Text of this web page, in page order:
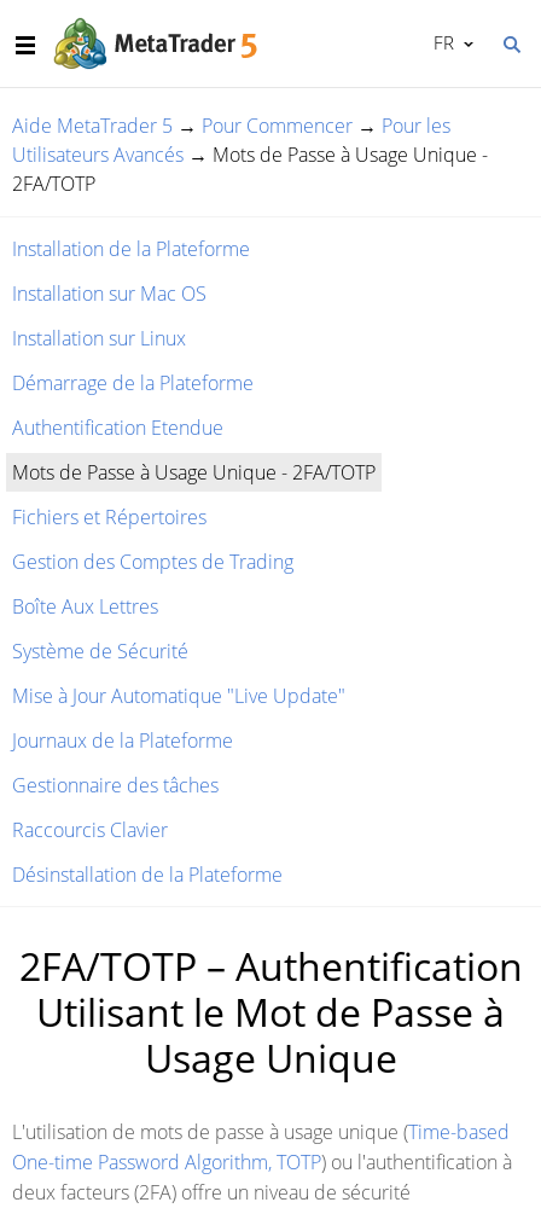
FR
Aide MetaTrader 5 → Pour Commencer → Pour les
Utilisateurs Avancés → Mots de Passe à Usage Unique -
2FA/TOTP
Installation de la Plateforme
Installation sur Mac OS
Installation sur Linux
Démarrage de la Plateforme
Authentification Etendue
Mots de Passe à Usage Unique - 2FA/TOTP
Fichiers et Répertoires
Gestion des Comptes de Trading
Boîte Aux Lettres
Système de Sécurité
Mise à Jour Automatique "Live Update"
Journaux de la Plateforme
Gestionnaire des tâches
Raccourcis Clavier
Désinstallation de la Plateforme
2FA/TOTP – Authentification
Utilisant le Mot de Passe à
Usage Unique
L'utilisation de mots de passe à usage unique (Time-based
One-time Password Algorithm, TOTP) ou l'authentification à
deux facteurs (2FA) offre un niveau de sécurité